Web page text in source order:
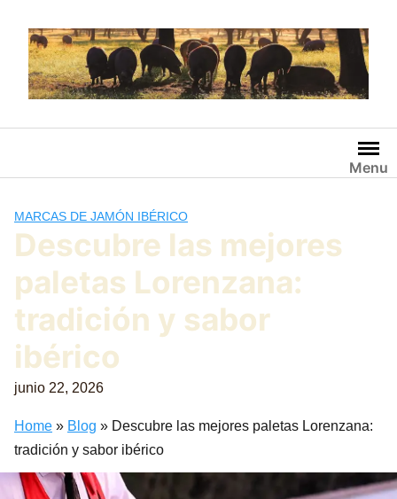
contenido
Menu
MARCAS DE JAMÓN IBÉRICO
Descubre las mejores
paletas Lorenzana:
tradición y sabor
ibérico
junio 22, 2026
Home » Blog » Descubre las mejores paletas Lorenzana:
tradición y sabor ibérico